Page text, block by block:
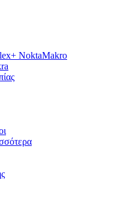
NoktaMakro